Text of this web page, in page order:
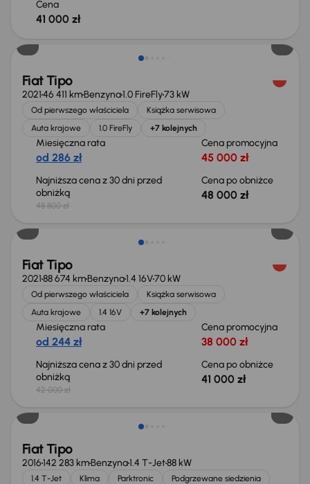
Cena
41 000 zł
Fiat Tipo
202146 411 kmBenzyna1.0 FireFly73 kW
Od pierwszego właściciela
Książka serwisowa
Auta krajowe
1.0 FireFly +7 kolejnych
Miesięczna rata
od 286 zł
Cena promocyjna
45 000 zł
Najniższa cena z 30 dni przed
obniżką
48 800 zł
Cena po obniżce
48 000 zł
Taniej o 1 000 zł
Fiat Tipo
202188 674 kmBenzyna1.4 16V70 kW
Od pierwszego właściciela
Książka serwisowa
Auta krajowe
1.4 16V +7 kolejnych
Miesięczna rata
od 244 zł
Cena promocyjna
38 000 zł
Najniższa cena z 30 dni przed
obniżką
42 000 zł
Cena po obniżce
41 000 zł
Taniej o 500 zł
Fiat Tipo
2016142 283 kmBenzyna1.4 T-Jet88 kW
1.4 T-Jet Klima Parktronic Podgrzewane siedzienia